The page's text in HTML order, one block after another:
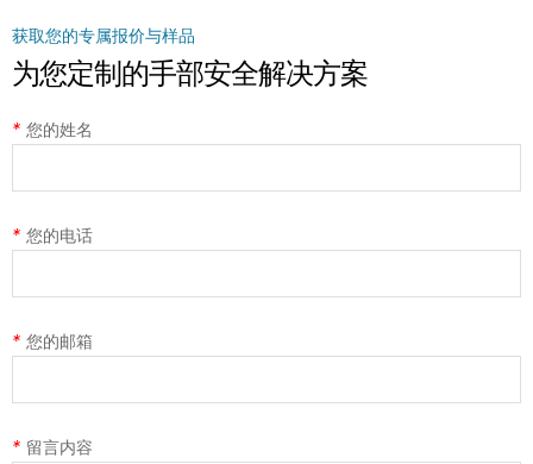
获取您的专属报价与样品
为您定制的手部安全解决方案
* 您的姓名
* 您的电话
* 您的邮箱
* 留言内容